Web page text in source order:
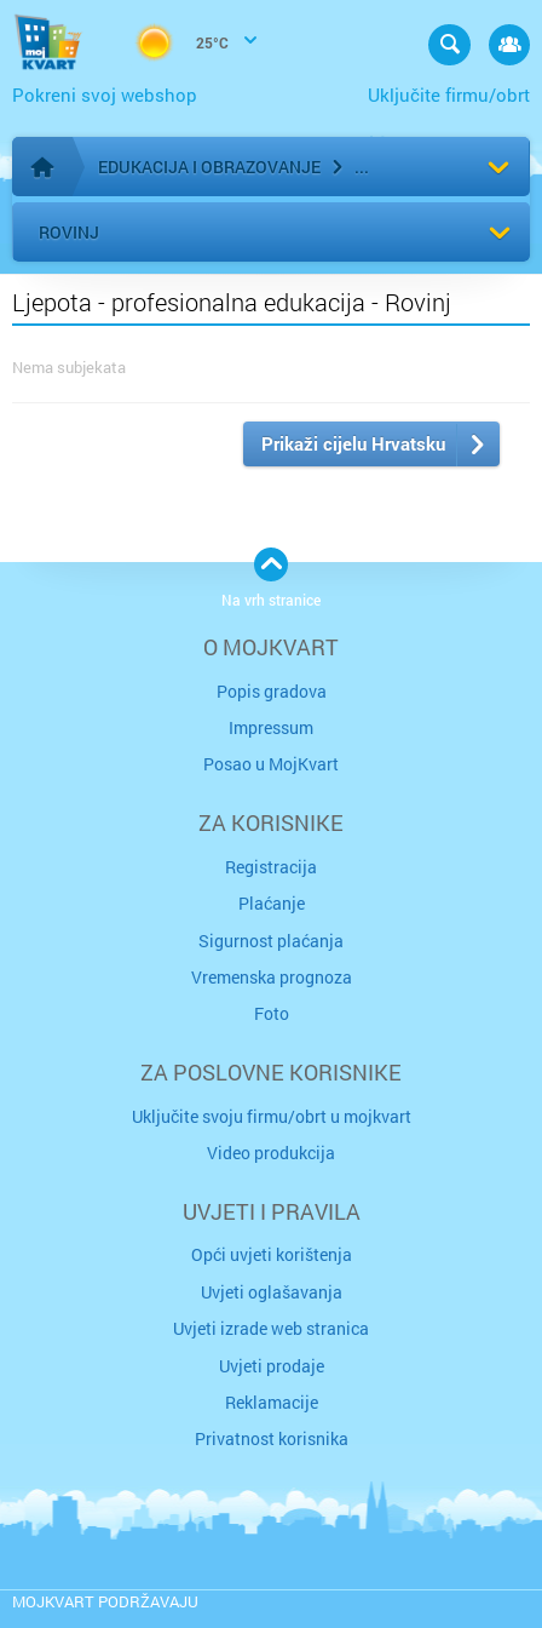
25°C
Uključite firmu/obrt
Pokreni svoj webshop
Početna stranica
EDUKACIJA I OBRAZOVANJE
ROVINJ
Ljepota - profesionalna edukacija - Rovinj
Nema subjekata
Prikaži cijelu Hrvatsku
O MOJKVART
Popis gradova
Impressum
Posao u MojKvart
ZA KORISNIKE
Registracija
Plaćanje
Sigurnost plaćanja
Vremenska prognoza
Foto
ZA POSLOVNE KORISNIKE
Uključite svoju firmu/obrt u mojkvart
Video produkcija
UVJETI I PRAVILA
Opći uvjeti korištenja
Uvjeti oglašavanja
Uvjeti izrade web stranica
Uvjeti prodaje
Reklamacije
Privatnost korisnika
MOJKVART PODRŽAVAJU
Na vrh stranice